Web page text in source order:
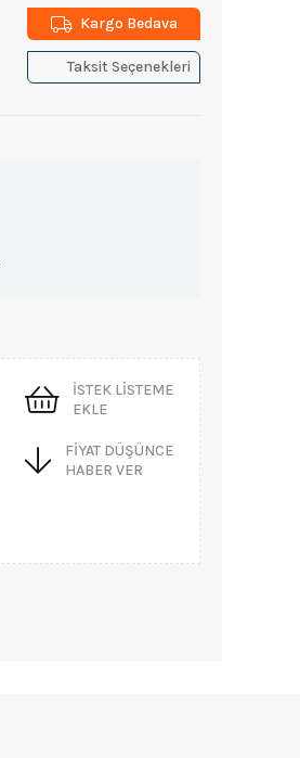
Kargo Bedava
Taksit Seçenekleri
İSTEK LISTEME
EKLE
FIYAT DÜŞÜNCE
HABER VER